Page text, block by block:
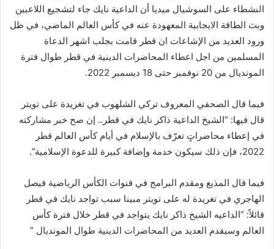
النشطاء على السوشيال ميديا أن الداعية نايك جاء لتشجيع اللاعبين
وبث الطاقة الايجابية المعهودة عنه في كأس العالم الماضي، في ظل
ورود العديد من الإشاعات ان قطر قامت بجلب اشهر الدعاة
المسلمين من اجل اعطاء المحاضرات الدينية في قطر طوال فترة
المونديال من 20 نوفمبر حتى 18 ديسمبر 2022.
فيما قال الصحفي المعروف تركي الشلهوب في تغريدة على تويتر
قال فيها: “الشيخ الداعية ذاكر نايك في قطر.. إن صح خبر مشاركته
في إعطاء محاضراتٍ تعرّف بالإسلام في أيام كأس العالم قطر
2022، فإن ذلك سيكون خدمة وإضافة كبيرة للدعوة الإسلامية”.
فيما قال المذيع ومقدم البرامج في قنوات الكأس الرياضية فيصل
الهاجري في تغريدة له على تويتر مبينا سبب تواجد نايك في قطر
قائلاً: “الداعيه الشيخ ذاكر نايك يتواجد في قطر خلال فترة كأس
العالم وسيقدم العديد من المحاضرات الدينية طوال المونديال ”